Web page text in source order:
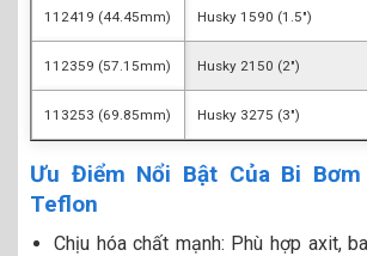
112419 (44.45mm) Husky 1590 (1.5″)
112359 (57.15mm) Husky 2150 (2″)
113253 (69.85mm) Husky 3275 (3″)
Ưu Điểm Nổi Bật Của Bi Bơm
Teflon
Chịu hóa chất mạnh: Phù hợp axit,